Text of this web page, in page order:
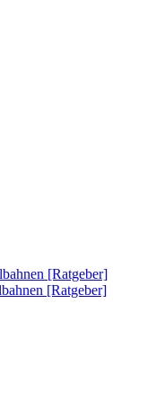
[Ratgeber]
[Ratgeber]